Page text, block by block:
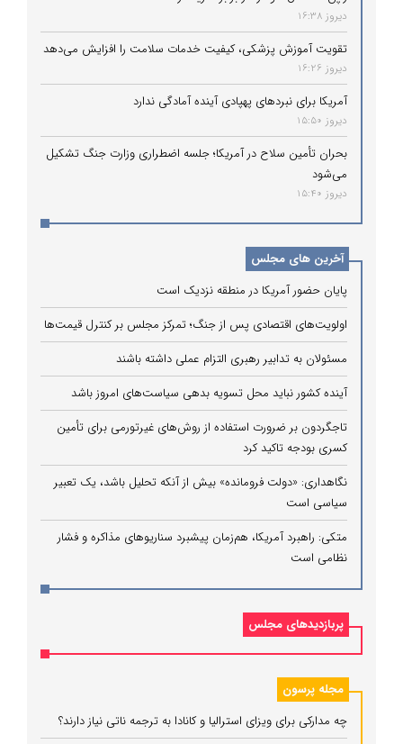
دیروز 16:38
تقویت آموزش پزشکی، کیفیت خدمات سلامت را افزایش می‌دهد
دیروز 16:26
آمریکا برای نبردهای پهپادی آینده آمادگی ندارد
دیروز 15:50
بحران تأمین سلاح در آمریکا؛ جلسه اضطراری وزارت جنگ تشکیل
می‌شود
دیروز 15:40
آخرین های مجلس
پایان حضور آمریکا در منطقه نزدیک است
اولویت‌های اقتصادی پس از جنگ؛ تمرکز مجلس بر کنترل قیمت‌ها
مسئولان به تدابیر رهبری التزام عملی داشته باشند
آینده کشور نباید محل تسویه بدهی سیاست‌های امروز باشد
تاجگردون بر ضرورت استفاده از روش‌های غیرتورمی برای تأمین
کسری بودجه تاکید کرد
نگاهداری: «دولت فرومانده» بیش از آنکه تحلیل باشد، یک تعبیر
سیاسی است
متکی: راهبرد آمریکا، هم‌زمان پیشبرد سناریوهای مذاکره و فشار
نظامی است
پربازدیدهای مجلس
مجله پرسون
چه مدارکی برای ویزای استرالیا و کانادا به ترجمه ناتی نیاز دارند؟